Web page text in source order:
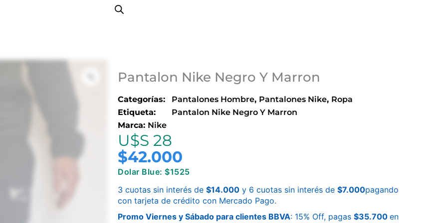
Pantalon Nike Negro Y Marron
Categorías: Pantalones Hombre, Pantalones Nike, Ropa
Etiqueta:
Pantalon Nike Negro Y Marron
Marca: Nike
U$S 28
$42.000
Dolar Blue: $1525
3 cuotas sin interés de$14.000 y 6 cuotas sin interés de$7.000pagando
con tarjeta de crédito con Mercado Pago.
Promo Viernes y Sábado para clientes BBVA: 15% Off, pagas$35.700 en